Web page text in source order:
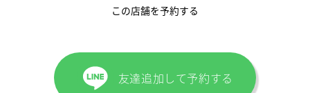
この店舗を予約する
友達追加して予約する